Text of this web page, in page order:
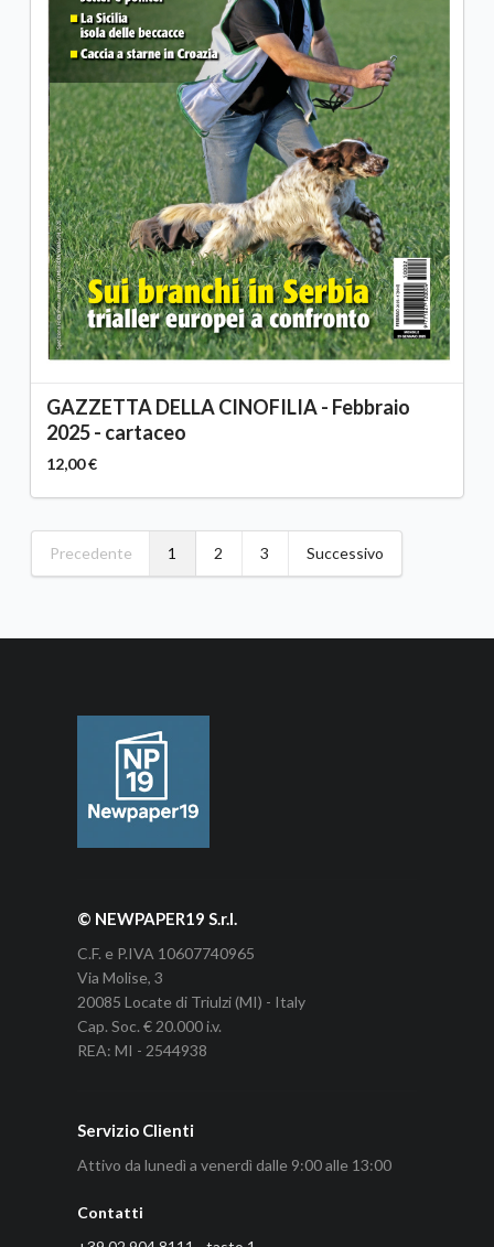
GAZZETTA DELLA CINOFILIA - Febbraio
2025 - cartaceo
12,00 €
Precedente 1 2 3 Successivo
© NEWPAPER19 S.r.l.
C.F. e P.IVA 10607740965
Via Molise, 3
20085 Locate di Triulzi (MI) - Italy
Cap. Soc. € 20.000 i.v.
REA: MI - 2544938
Servizio Clienti
Attivo da lunedì a venerdì dalle 9:00 alle 13:00
Contatti